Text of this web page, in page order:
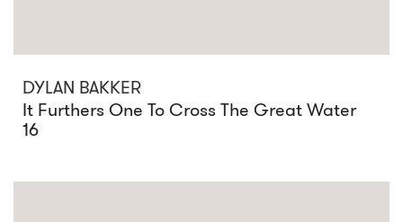
DYLAN BAKKER
It Furthers One To Cross The Great Water
16